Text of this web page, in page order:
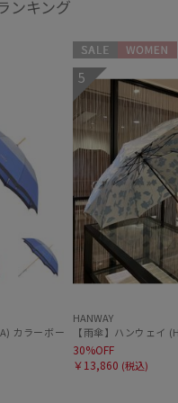
ンキング
プレーン UV加工
カラーボーダー ロゴプリント 長
セール
5
HANWAY
30%OFF
￥13,860 (税込)